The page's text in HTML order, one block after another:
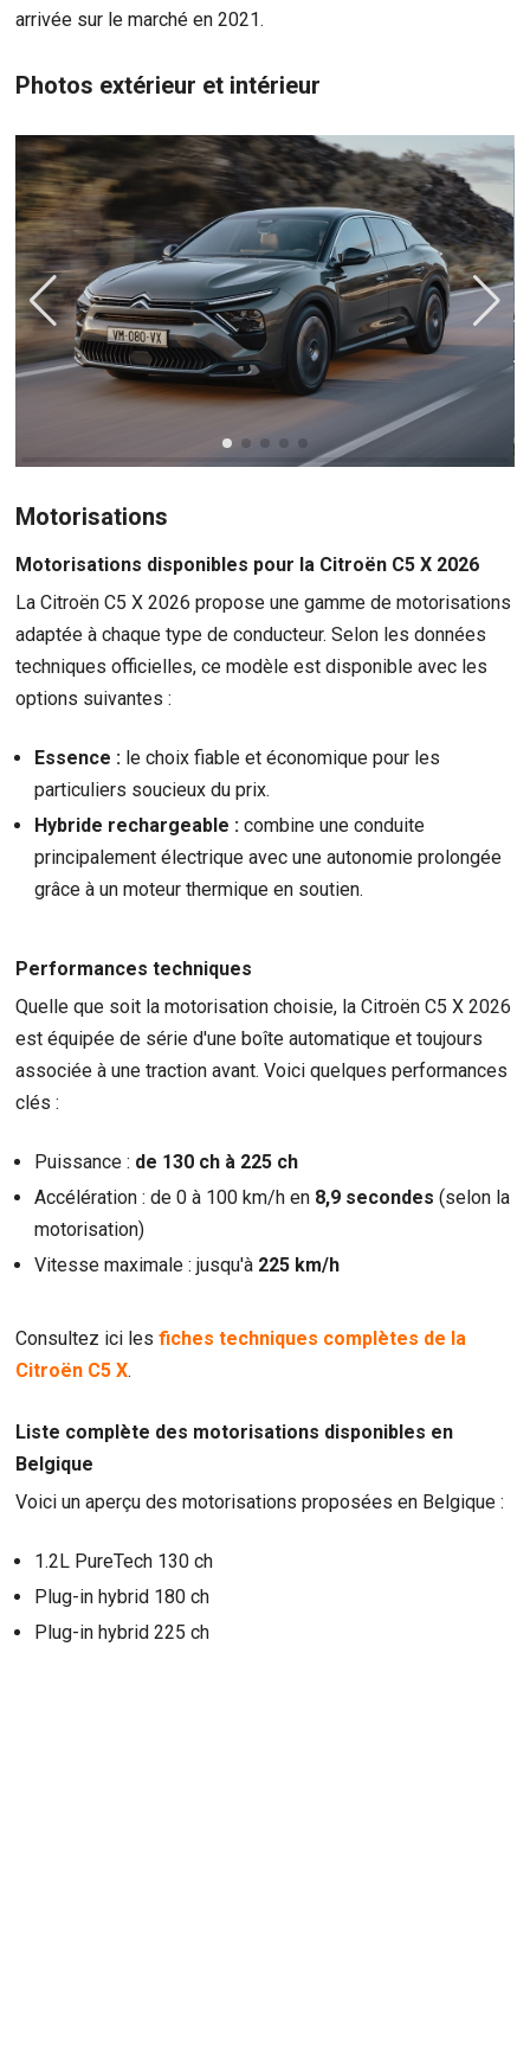
arrivée sur le marché en 2021.
Photos extérieur et intérieur
Motorisations
Motorisations disponibles pour la Citroën C5 X 2026
La Citroën C5 X 2026 propose une gamme de motorisations
adaptée à chaque type de conducteur. Selon les données
techniques officielles, ce modèle est disponible avec les
options suivantes :
Essence : le choix fiable et économique pour les
particuliers soucieux du prix.
Hybride rechargeable : combine une conduite
principalement électrique avec une autonomie prolongée
grâce à un moteur thermique en soutien.
Performances techniques
Quelle que soit la motorisation choisie, la Citroën C5 X 2026
est équipée de série d'une boîte automatique et toujours
associée à une traction avant. Voici quelques performances
clés :
Puissance : de 130 ch à 225 ch
Accélération : de 0 à 100 km/h en 8,9 secondes (selon la
motorisation)
Vitesse maximale : jusqu'à 225 km/h
Consultez ici lesfiches techniques complètes de la
Citroën C5 X.
Liste complète des motorisations disponibles en
Belgique
Voici un aperçu des motorisations proposées en Belgique :
1.2L PureTech 130 ch
Plug-in hybrid 180 ch
Plug-in hybrid 225 ch